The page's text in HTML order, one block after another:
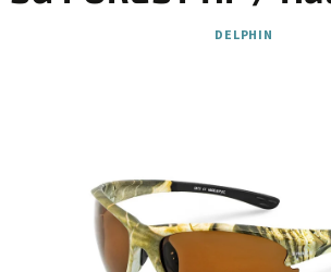
DELPHIN